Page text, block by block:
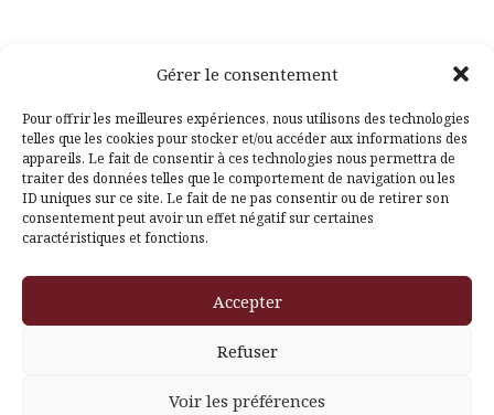
Gérer le consentement
Pour offrir les meilleures expériences, nous utilisons des technologies
telles que les cookies pour stocker et/ou accéder aux informations des
appareils. Le fait de consentir à ces technologies nous permettra de
traiter des données telles que le comportement de navigation ou les
ID uniques sur ce site. Le fait de ne pas consentir ou de retirer son
consentement peut avoir un effet négatif sur certaines
caractéristiques et fonctions.
Accepter
Refuser
Voir les préférences
Facebook
Pinterest
Themeisle